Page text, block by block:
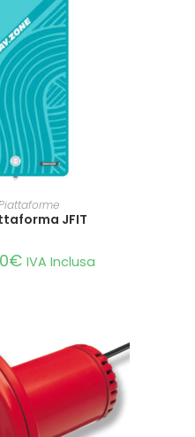
CARRELLO
JFIT
€ IVA Inclusa